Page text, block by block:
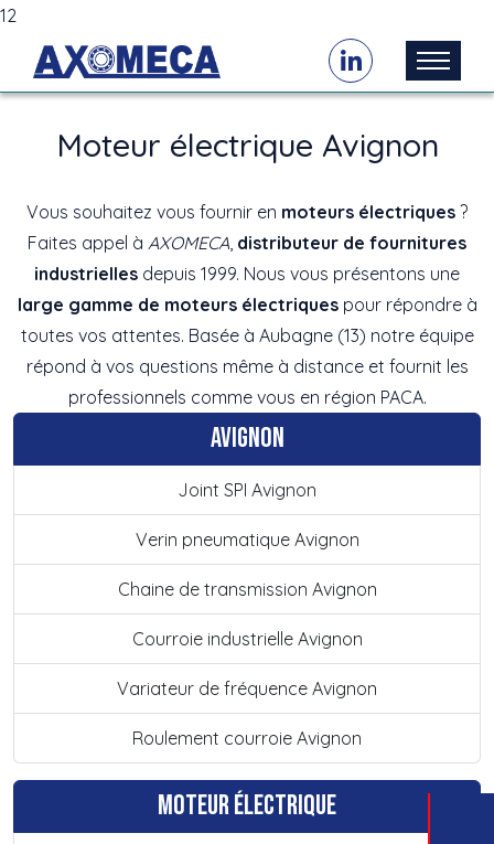
12
Moteur électrique Avignon
Vous souhaitez vous fournir en moteurs électriques ?
Faites appel à AXOMECA distributeur de fournitures
industrielles depuis 1999. Nous vous présentons une
large gamme de moteurs électriques pour répondre à
toutes vos attentes. Basée à Aubagne (13) notre équipe
répond à vos questions même à distance et fournit les
professionnels comme vous en région PACA.
Avignon
Joint SPI Avignon
Verin pneumatique Avignon
Chaine de transmission Avignon
Courroie industrielle Avignon
Variateur de fréquence Avignon
Roulement courroie Avignon
Moteur électrique